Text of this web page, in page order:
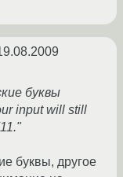
буквы
input will still
буквы, другое